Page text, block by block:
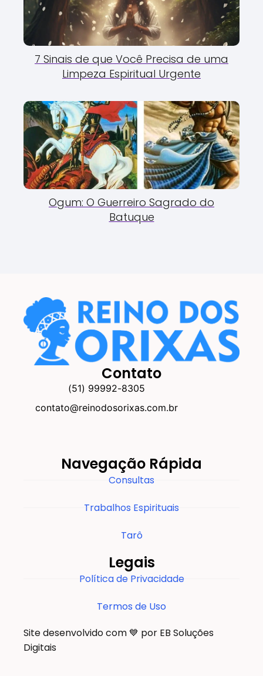
7 Sinais de que Você Precisa de uma
Limpeza Espiritual Urgente
Ogum: O Guerreiro Sagrado do
Batuque
Contato
(51) 99992-8305
contato@reinodosorixas.com.br
Navegação Rápida
Consultas
Trabalhos Espirituais
Tarô
Legais
Política de Privacidade
Termos de Uso
Site desenvolvido com 💙 por EB Soluções
Digitais